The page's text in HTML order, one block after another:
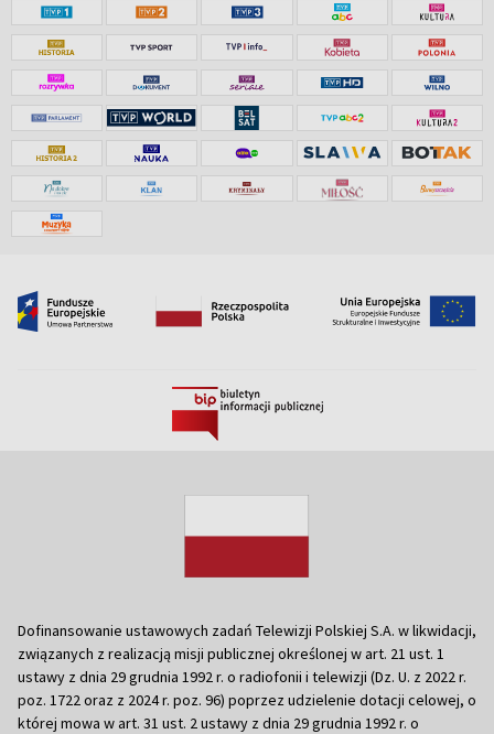
Dofinansowanie ustawowych zadań Telewizji Polskiej S.A. w likwidacji,
związanych z realizacją misji publicznej określonej w art. 21 ust. 1
ustawy z dnia 29 grudnia 1992 r. o radiofonii i telewizji (Dz. U. z 2022 r.
poz. 1722 oraz z 2024 r. poz. 96) poprzez udzielenie dotacji celowej, o
której mowa w art. 31 ust. 2 ustawy z dnia 29 grudnia 1992 r. o